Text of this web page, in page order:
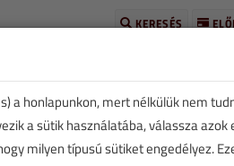
KERESÉS
a honlapunkon, mert nélkülük nem
a sütik használatába, válassza azok
milyen típusú sütiket engedélyez.